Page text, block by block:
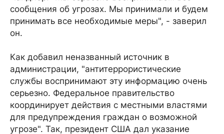
сообщения об угрозах. Мы принимали и будем
принимать все необходимые меры", - заверил
он.
Как добавил неназванный источник в
администрации, "антитеррористические
службы воспринимают эту информацию очень
серьезно. Федеральное правительство
координирует действия с местными властями
для предупреждения граждан о возможной
угрозе". Так, президент США дал указание